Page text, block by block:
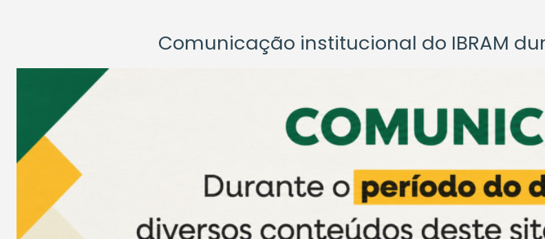
Comunicação institucional do IBRAM